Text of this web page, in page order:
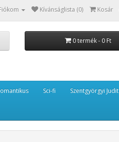
Kívánságlista (0) Kosár
0 termék - 0 Ft
Sci-fi Szentgyörgyi Judit